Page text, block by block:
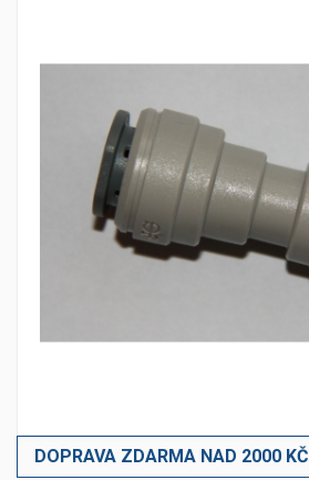
DOPRAVA ZDARMA NAD 2000 KČ